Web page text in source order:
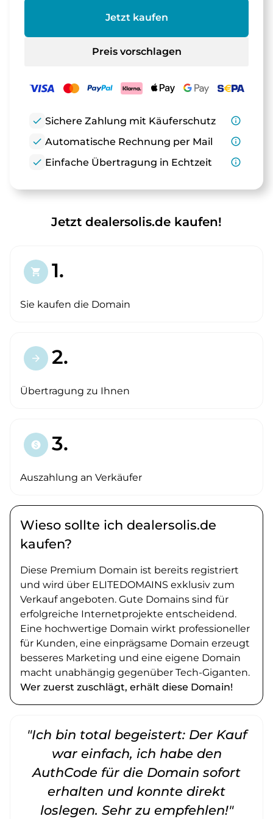
Jetzt kaufen
Preis vorschlagen
check Sichere Zahlung mit Käuferschutz
info_outline
check Automatische Rechnung per Mail
info_outline
check Einfache Übertragung in Echtzeit info_outline
Jetzt dealersolis.de kaufen!
shopping_cart 1.
Sie kaufen die Domain
arrow_forward 2.
Übertragung zu Ihnen
paid 3.
Auszahlung an Verkäufer
Wieso sollte ich dealersolis.de
kaufen?
Diese Premium Domain ist bereits registriert
und wird über ELITEDOMAINS exklusiv zum
Verkauf angeboten. Gute Domains sind für
erfolgreiche Internetprojekte entscheidend.
Eine hochwertige Domain wirkt professioneller
für Kunden, eine einprägsame Domain erzeugt
besseres Marketing und eine eigene Domain
macht unabhängig gegenüber Tech-Giganten.
Wer zuerst zuschlägt, erhält diese Domain!
"Ich bin total begeistert: Der Kauf
war einfach, ich habe den
AuthCode für die Domain sofort
erhalten und konnte direkt
loslegen. Sehr zu empfehlen!"